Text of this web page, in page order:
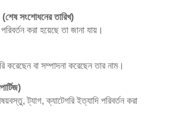
সংশোধনের তারিখ)
করা হয়েছে তা জানা যায়।
করেছেন বা সম্পাদনা করেছেন তার নাম।
ট্যাগ, ক্যাটেগরি ইত্যাদি পরিবর্তন করা